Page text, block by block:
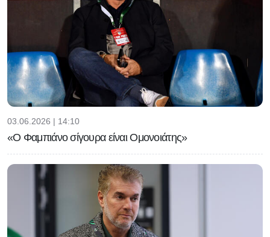
03.06.2026 | 14:10
«Ο Φαμπιάνο σίγουρα είναι Ομονοιάτης»